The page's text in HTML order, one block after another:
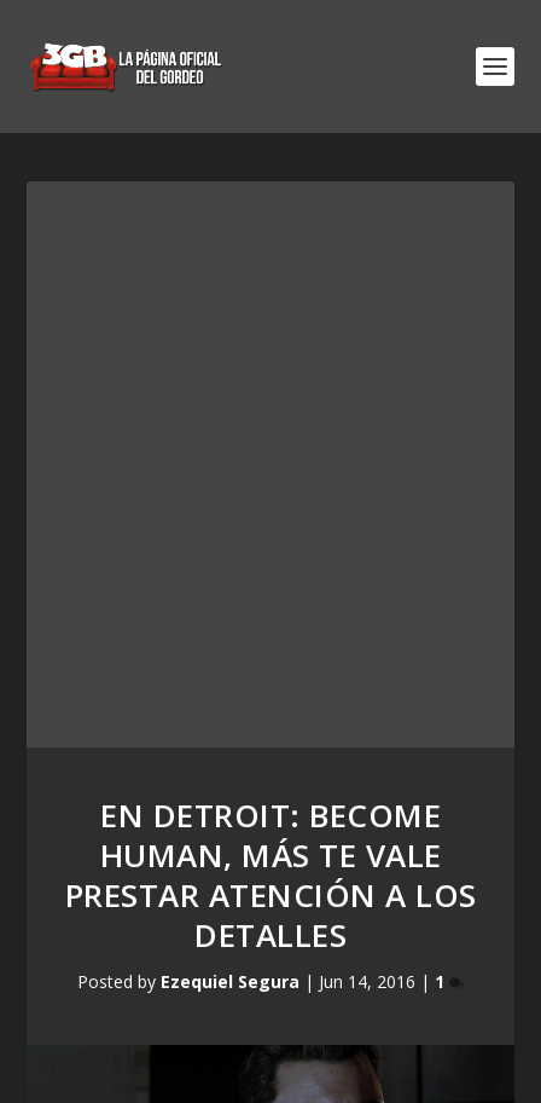
EN DETROIT: BECOME
HUMAN, MÁS TE VALE
PRESTAR ATENCIÓN A LOS
DETALLES
Posted by Ezequiel Segura | Jun 14, 2016 | 1